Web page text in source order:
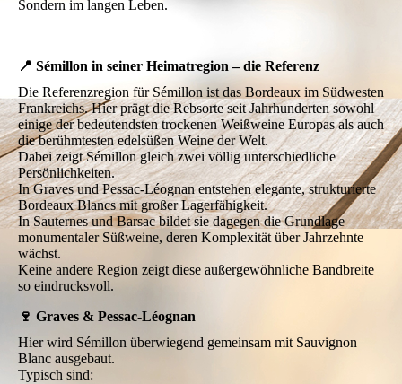
Sondern im langen Leben.
📍 Sémillon in seiner Heimatregion – die Referenz
Die Referenzregion für Sémillon ist das Bordeaux im Südwesten
Frankreichs. Hier prägt die Rebsorte seit Jahrhunderten sowohl
einige der bedeutendsten trockenen Weißweine Europas als auch
die berühmtesten edelsüßen Weine der Welt.
Dabei zeigt Sémillon gleich zwei völlig unterschiedliche
Persönlichkeiten.
In Graves und Pessac-Léognan entstehen elegante, strukturierte
Bordeaux Blancs mit großer Lagerfähigkeit.
In Sauternes und Barsac bildet sie dagegen die Grundlage
monumentaler Süßweine, deren Komplexität über Jahrzehnte
wächst.
Keine andere Region zeigt diese außergewöhnliche Bandbreite
so eindrucksvoll.
🍷 Graves & Pessac-Léognan
Hier wird Sémillon überwiegend gemeinsam mit Sauvignon
Blanc ausgebaut.
Typisch sind: